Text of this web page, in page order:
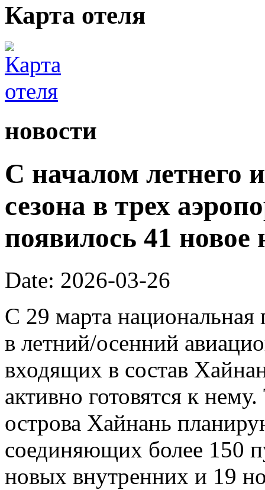
Карта отеля
новости
С началом летнего
сезона в трех
появилось 41 новое
Date: 2026-03-26
С 29 марта национальная
в летний/осенний
входящих в состав
активно готовятся к
острова Хайнань
соединяющих более 150
новых внутренних и 19